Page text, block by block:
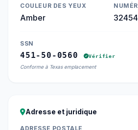
COULEUR DES YEUX
Amber
SSN
451-50-0560 Vérifier
Conforme à Texas emplacement
Adresse et juridique
ADRESSE POSTALE